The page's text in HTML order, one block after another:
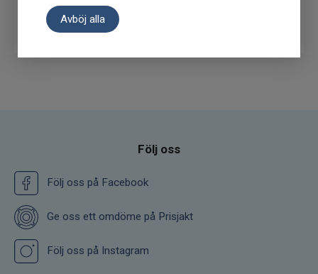
Avböj alla
Prenumerera
Följ oss
Följ oss på Facebook
Ge oss ett omdöme på Prisjakt
Följ oss på Instagram